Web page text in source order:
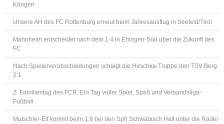
Köngen
Unsere AH des FC Rottenburg erneut beim Jahresausflug in Seefeld/Tirol
Mannheim entscheidet nach dem 1:4 in Ehingen-Süd über die Zukunft des
FC
Nach Spielerverabschiedungen schlägt die Hirschka-Truppe den TSV Berg
2:1
2. Familientag des FCR: Ein Tag voller Spiel, Spaß und Verbandsliga-
Fußball
Mutschler-Elf kommt beim 1:6 bei den Spfr Schwäbisch Hall unter die Räder